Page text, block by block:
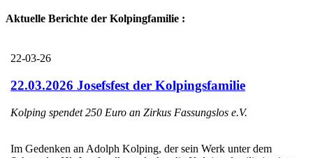
Aktuelle Berichte der Kolpingfamilie :
22-03-26
22.03.2026 Josefsfest der Kolpingsfamilie
Kolping spendet 250 Euro an Zirkus Fassungslos e.V.
Im Gedenken an Adolph Kolping, der sein Werk unter dem